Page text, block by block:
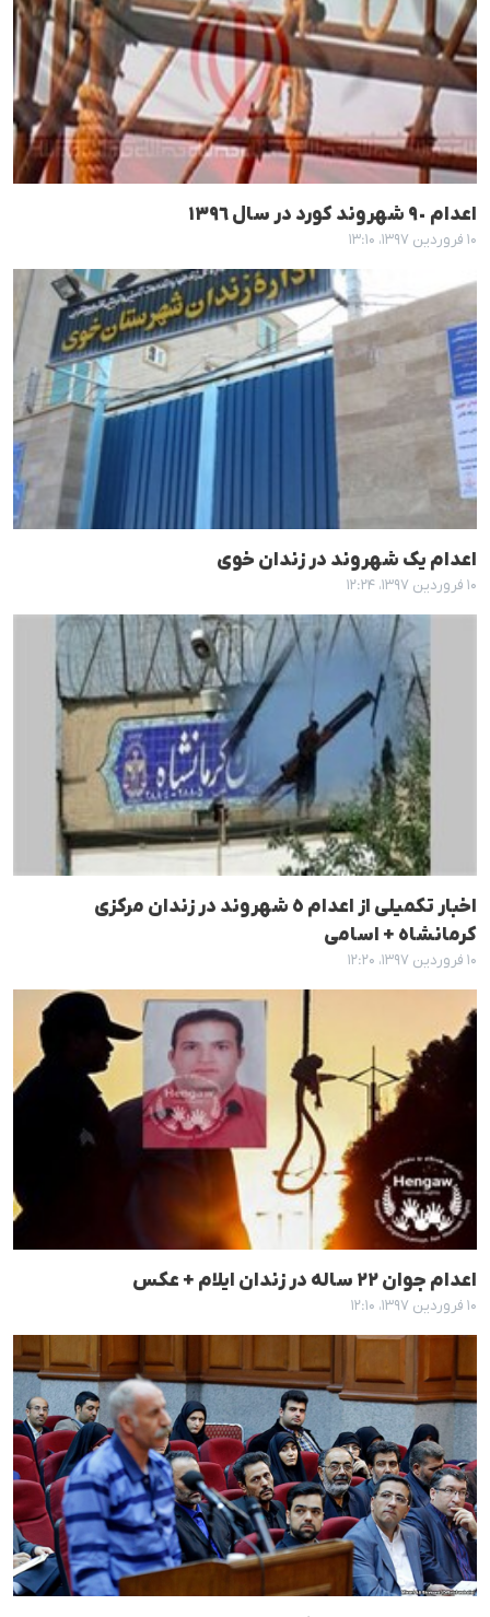
اعدام ٩٠ شهروند کورد در سال ١٣٩٦
۱۰ فروردین ۱۳۹۷، ۱۳:۱۰
اعدام یک شهروند در زندان خوی
۱۰ فروردین ۱۳۹۷، ۱۲:۲۴
اخبار تکمیلی از اعدام ٥ شهروند در زندان مرکزی
کرمانشاه + اسامی
۱۰ فروردین ۱۳۹۷، ۱۲:۲۰
اعدام جوان ٢٢ سالە در زندان ایلام + عکس
۱۰ فروردین ۱۳۹۷، ۱۲:۱۰